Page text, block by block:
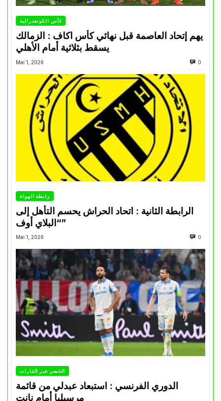
كأس الكونفدرالية
يهم إتحاد العاصمة قبل نهائي كأس اكاف : الزمالك
Mai 1, 2026 0
رابطة الهواة
الرابطة الثانية : اتحاد الحراش يحسم التأهل إلى
“البلاي أوف”
Mai 1, 2026 0
الخضر عبر القارات
الدوري الفرنسي : استبعاد عبدلي من قائمة
مرسيليا أمام نانت